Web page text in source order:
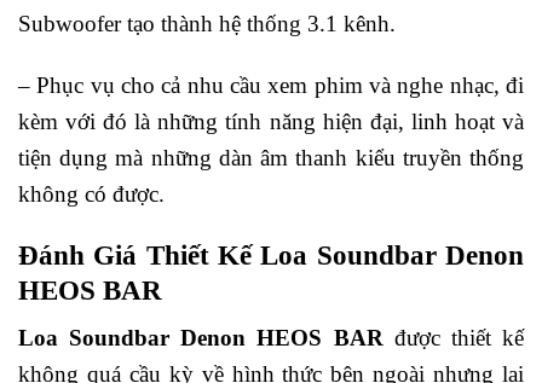
Subwoofer tạo thành hệ thống 3.1 kênh.
– Phục vụ cho cả nhu cầu xem phim và nghe nhạc, đi
kèm với đó là những tính năng hiện đại, linh hoạt và
tiện dụng mà những dàn âm thanh kiểu truyền thống
không có được.
Đánh Giá Thiết Kế Loa Soundbar Denon
HEOS BAR
Loa Soundbar Denon HEOS BAR được thiết kế
không quá cầu kỳ về hình thức bên ngoài nhưng lại